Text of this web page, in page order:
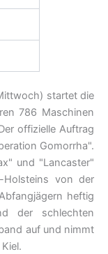
startet die
786 Maschinen
offizielle Auftrag
Gomorrha".
und "Lancaster"
Holsteins von der
heftig
der schlechten
auf und nimmt